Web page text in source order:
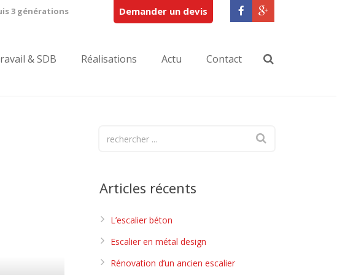
3 générations Demander un devis
& SDB Réalisations Actu Contact
Articles récents
L’escalier béton
Escalier en métal design
Rénovation d’un ancien escalier